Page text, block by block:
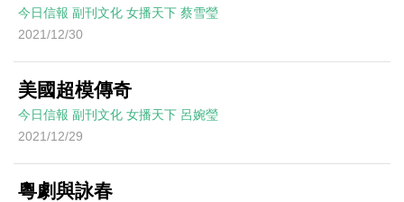
今日信報 副刊文化 女播天下 蔡雪瑩
2021/12/30
美國超模傳奇
今日信報 副刊文化 女播天下 呂婉瑩
2021/12/29
粵劇與詠春